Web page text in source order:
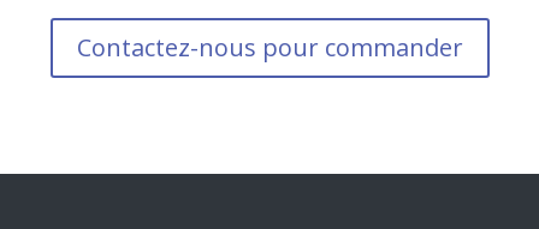
Contactez-nous pour commander